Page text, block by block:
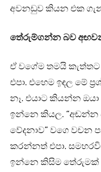
අවනඩුව කියන එක
තේරුම්ගන්න බව
ඒ වගේම තමයි
එපා. එහෙම ඉඳල මේ
නෑ. එයාට කියන්න
ඉන්නෙ කියල. “අඬන්න
වේදනාව” වගෙ වචන
කරන්නත් එපා.
ඉන්නෙ කිසිම තේරුමක්